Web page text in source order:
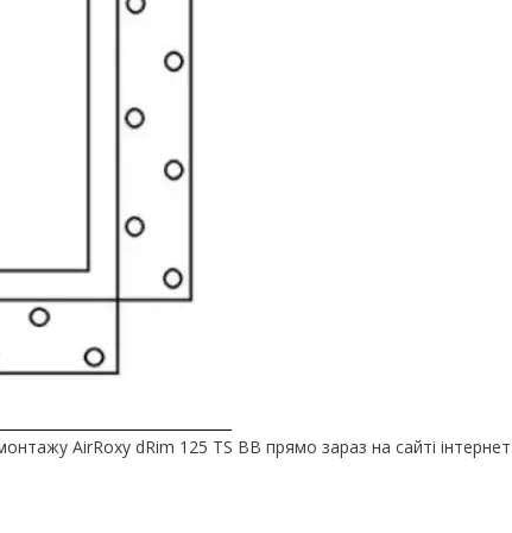
AirRoxy dRim 125 TS BB прямо зараз на сайті